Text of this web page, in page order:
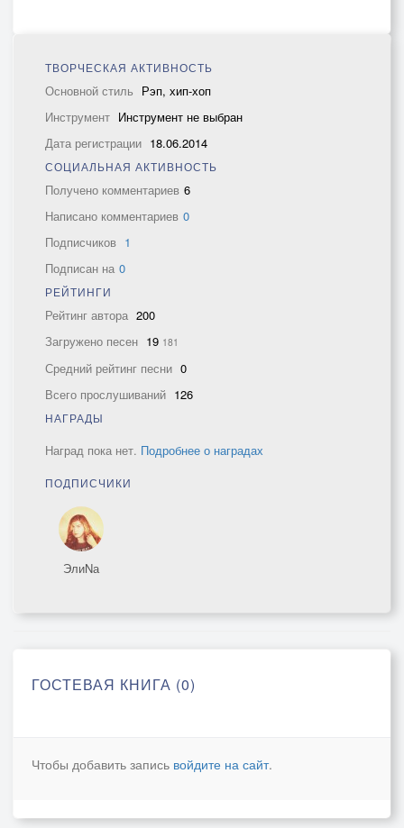
ТВОРЧЕСКАЯ АКТИВНОСТЬ
Основной стиль Рэп, хип-хоп
Инструмент Инструмент не выбран
Дата регистрации 18.06.2014
СОЦИАЛЬНАЯ АКТИВНОСТЬ
Получено комментариев 6
Написано комментариев 0
Подписчиков 1
Подписан на 0
РЕЙТИНГИ
Рейтинг автора 200
Загружено песен 19 181
Средний рейтинг песни 0
Всего прослушиваний 126
НАГРАДЫ
Наград пока нет. Подробнее о наградах
ПОДПИСЧИКИ
ЭлиNа
ГОСТЕВАЯ КНИГА (0)
Чтобы добавить запись войдите на сайт.